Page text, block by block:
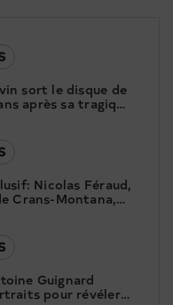
sort le disque de
après sa tragique
Nicolas Féraud,
Crans-Montana,
de Canal9
Guignard
pour révéler